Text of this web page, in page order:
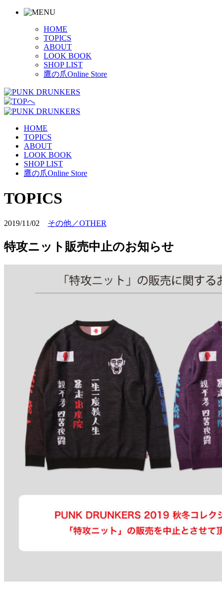
HOME
TOPICS
ABOUT
LOOK BOOK
SHOP LIST
鷹の爪Online Store
HOME
TOPICS
ABOUT
LOOK BOOK
SHOP LIST
鷹の爪Online Store
TOPICS
2019/11/02 その他／OTHER
特攻ニット販売中止のお知らせ